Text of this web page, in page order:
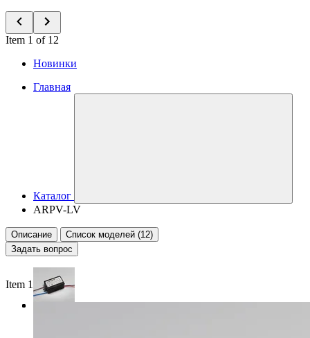
Item 1 of 12
Новинки
Главная
Каталог
ARPV-LV
Описание
Список моделей (12)
Задать вопрос
Item 1 of 3